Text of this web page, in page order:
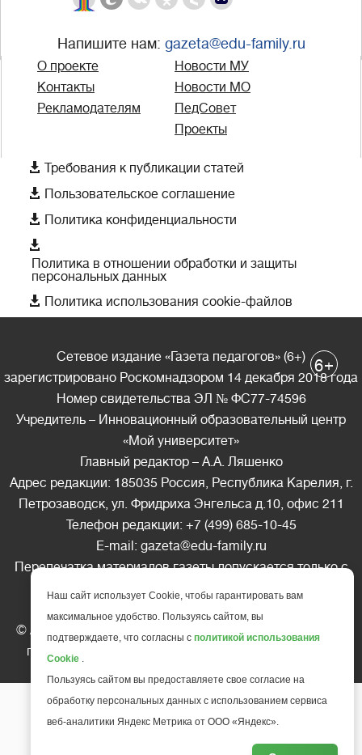
Напишите нам: gazeta@edu-family.ru
О проекте
Контакты
Рекламодателям
Новости МУ
Новости МО
ПедСовет
Проекты
 Требования к публикации статей
 Пользовательское соглашение
 Политика конфиденциальности

Политика в отношении обработки и защиты
персональных данных
 Политика использования cookie-файлов
Сетевое издание «Газета педагогов» (6+)
зарегистрировано Роскомнадзором 14 декабря 2018 года
Номер свидетельства ЭЛ № ФС77-74596
Учредитель – Инновационный образовательный центр
«Мой университет»
Главный редактор – А.А. Ляшенко
Адрес редакции: 185035 Россия, Республика Карелия, г.
Петрозаводск, ул. Фридриха Энгельса д.10, офис 211
Телефон редакции: +7 (499) 685-10-45
E-mail: gazeta@edu-family.ru
Перепечатка материалов газеты допускается только c
письменного разрешения редакции
Ссылка на «Газету педагогов» обязательна.
© АНО ДПО "Инновационный образовательный центр
повышения квалификации и переподготовки "
6+
Наш сайт использует Cookie, чтобы гарантировать вам
максимальное удобство. Пользуясь сайтом, вы
подтверждаете, что согласны с политикой использования
Cookie .
Пользуясь сайтом вы предоставляете свое согласие на
обработку персональных данных с использованием сервиса
веб-аналитики Яндекс Метрика от ООО «Яндекс».